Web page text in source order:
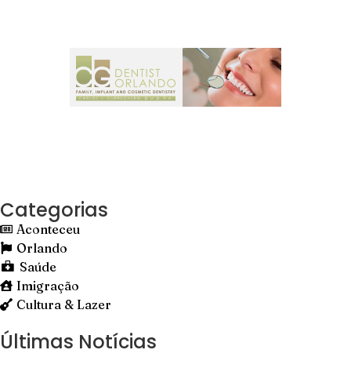
Categorias
Aconteceu
Orlando
Saúde
Imigração
Cultura & Lazer
Últimas Notícias